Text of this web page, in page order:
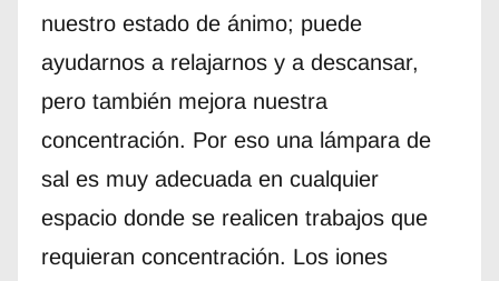
nuestro estado de ánimo; puede
ayudarnos a relajarnos y a descansar,
pero también mejora nuestra
concentración. Por eso una lámpara de
sal es muy adecuada en cualquier
espacio donde se realicen trabajos que
requieran concentración. Los iones